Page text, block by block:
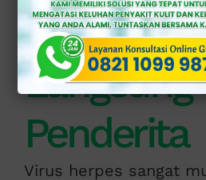
1. Kontak
Langsung
Penderita
Virus herpes sangat